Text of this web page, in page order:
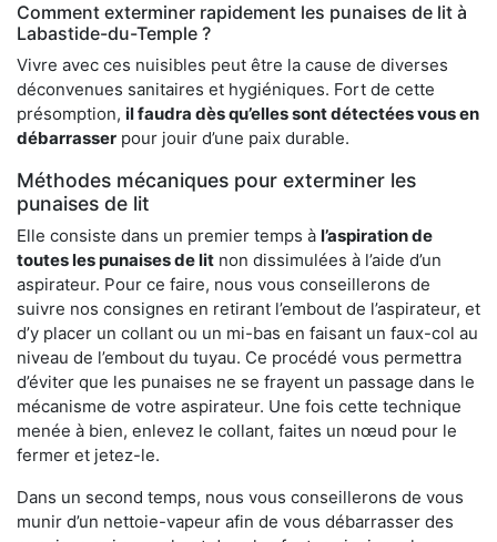
Comment exterminer rapidement les punaises de lit à
Labastide-du-Temple ?
Vivre avec ces nuisibles peut être la cause de diverses
déconvenues sanitaires et hygiéniques. Fort de cette
présomption, il faudra dès qu’elles sont détectées vous en
débarrasser pour jouir d’une paix durable.
Méthodes mécaniques pour exterminer les
punaises de lit
Elle consiste dans un premier temps à l’aspiration de
toutes les punaises de lit non dissimulées à l’aide d’un
aspirateur. Pour ce faire, nous vous conseillerons de
suivre nos consignes en retirant l’embout de l’aspirateur, et
d’y placer un collant ou un mi-bas en faisant un faux-col au
niveau de l’embout du tuyau. Ce procédé vous permettra
d’éviter que les punaises ne se frayent un passage dans le
mécanisme de votre aspirateur. Une fois cette technique
menée à bien, enlevez le collant, faites un nœud pour le
fermer et jetez-le.
Dans un second temps, nous vous conseillerons de vous
munir d’un nettoie-vapeur afin de vous débarrasser des